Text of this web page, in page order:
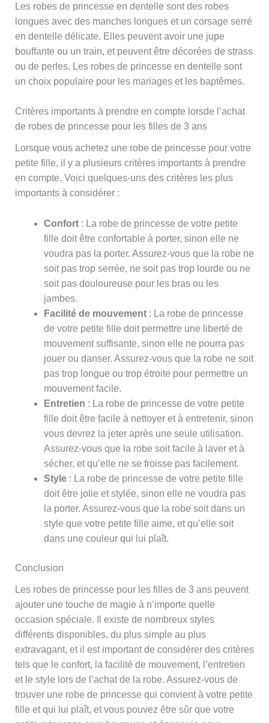
Les robes de princesse en dentelle sont des robes
longues avec des manches longues et un corsage serré
en dentelle délicate. Elles peuvent avoir une jupe
bouffante ou un train, et peuvent être décorées de strass
ou de perles. Les robes de princesse en dentelle sont
un choix populaire pour les mariages et les baptêmes.
Critères importants à prendre en compte lorsde l’achat
de robes de princesse pour les filles de 3 ans
Lorsque vous achetez une robe de princesse pour votre
petite fille, il y a plusieurs critères importants à prendre
en compte. Voici quelques-uns des critères les plus
importants à considérer :
Confort: La robe de princesse de votre petite
fille doit être confortable à porter, sinon elle ne
voudra pas la porter. Assurez-vous que la robe ne
soit pas trop serrée, ne soit pas trop lourde ou ne
soit pas douloureuse pour les bras ou les
jambes.
Facilité de mouvement: La robe de princesse
de votre petite fille doit permettre une liberté de
mouvement suffisante, sinon elle ne pourra pas
jouer ou danser. Assurez-vous que la robe ne soit
pas trop longue ou trop étroite pour permettre un
mouvement facile.
Entretien : La robe de princesse de votre petite
fille doit être facile à nettoyer et à entretenir, sinon
vous devrez la jeter après une seule utilisation.
Assurez-vous que la robe soit facile à laver et à
sécher, et qu’elle ne se froisse pas facilement.
Style: La robe de princesse de votre petite fille
doit être jolie et stylée, sinon elle ne voudra pas
la porter. Assurez-vous que la robe soit dans un
style que votre petite fille aime, et qu’elle soit
dans une couleur qui lui plaît.
Conclusion
Les robes de princesse pour les filles de 3 ans peuvent
ajouter une touche de magie à n’importe quelle
occasion spéciale. Il existe de nombreux styles
différents disponibles, du plus simple au plus
extravagant, et il est important de considérer des critères
tels que le confort, la facilité de mouvement, l’entretien
et le style lors de l’achat de la robe. Assurez-vous de
trouver une robe de princesse qui convient à votre petite
fille et qui lui plaît, et vous pouvez être sûr que votre